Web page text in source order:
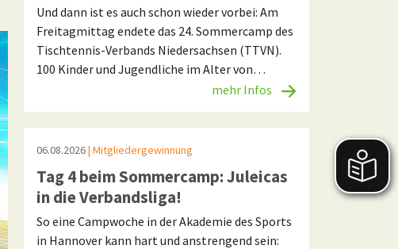
Und dann ist es auch schon wieder vorbei: Am
Freitagmittag endete das 24. Sommercamp des
Tischtennis-Verbands Niedersachsen (TTVN).
100 Kinder und Jugendliche im Alter von…
mehr Infos
06.08.2026| Mitgliedergewinnung
Tag 4 beim Sommercamp: Juleicas
in die Verbandsliga!
So eine Campwoche in der Akademie des Sports
in Hannover kann hart und anstrengend sein: